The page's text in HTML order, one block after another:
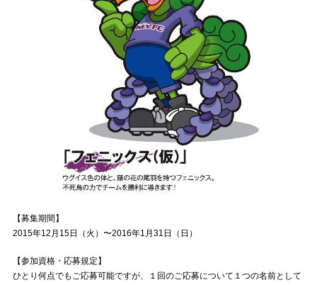
【募集期間】
2015年12月15日（火）〜2016年1月31日（日）
【参加資格・応募規定】
ひとり何点でもご応募可能ですが、１回のご応募について１つの名前として